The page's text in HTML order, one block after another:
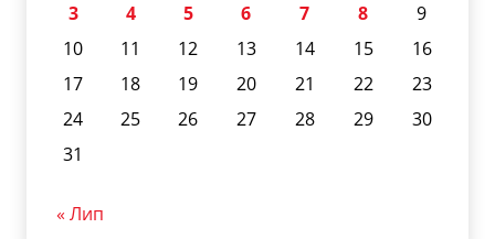
3
4 5 6 7 8
9
10
11 12 13 14 15
16
17
18 19 20 21 22
23
24
25 26 27 28 29
30
31
« Лип